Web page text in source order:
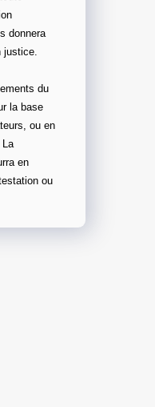
donnera
justice.
du
la base
ou en
La
en
ou